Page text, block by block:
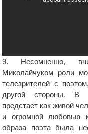
9. Несомненно,
Миколайчуком роли
телезрителей с
другой стороны. В
предстает как живой
и огромной любовью
образа поэта была